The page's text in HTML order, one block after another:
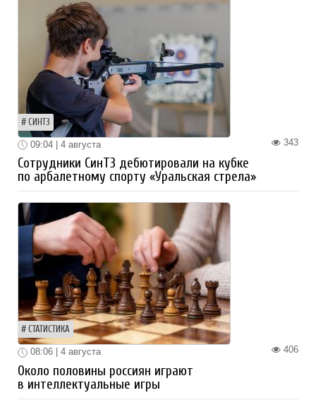
СИНТЗ
343
09:04 | 4 августа
Сотрудники СинТЗ дебютировали на кубке
по арбалетному спорту «Уральская стрела»
СТАТИСТИКА
406
08:06 | 4 августа
Около половины россиян играют
в интеллектуальные игры